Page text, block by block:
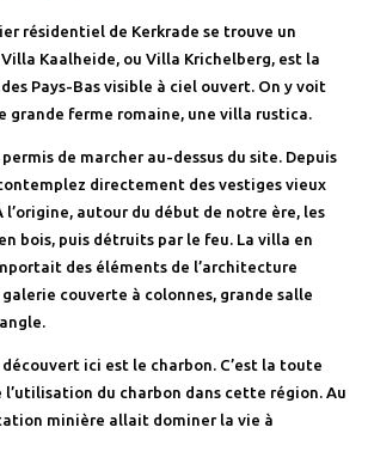
résidentiel de Kerkrade se trouve un
Kaalheide, ou Villa Krichelberg, est la
Pays-Bas visible à ciel ouvert. On y voit
grande ferme romaine, une villa rustica.
de marcher au-dessus du site. Depuis
directement des vestiges vieux
l’origine, autour du début de notre ère, les
bois, puis détruits par le feu. La villa en
des éléments de l’architecture
couverte à colonnes, grande salle
ici est le charbon. C’est la toute
l’utilisation du charbon dans cette région. Au
minière allait dominer la vie à